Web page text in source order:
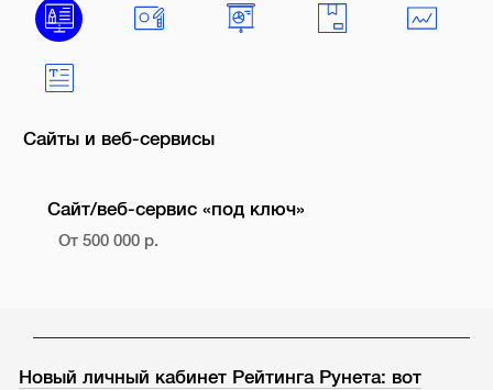
Сайты и веб-сервисы
Сайт/веб-сервис «под ключ»
От 500 000 р.
Новый личный кабинет Рейтинга Рунета: вот